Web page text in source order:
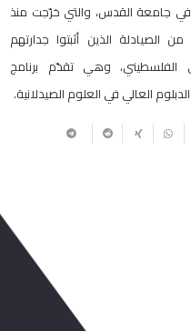
في جامعة القدس، والتي خرّجت منذ
عام 2002 كوكبة من الصيادلة الذين أثبتوا جدارتهم
وهي تقدّم برنامج
العالي في العلوم الصيدلانية.